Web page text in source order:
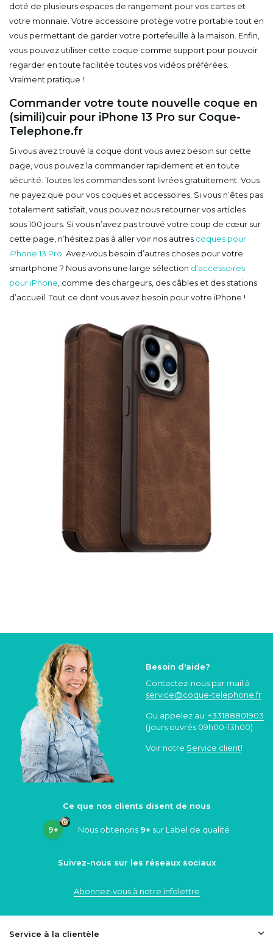
doté de plusieurs espaces de rangement pour vos cartes et
votre monnaie. Votre accessoire protège votre portable tout en
vous permettant de garder votre portefeuille à la maison. Enfin,
vous pouvez utiliser cette coque comme support pour pouvoir
regarder en toute facilitée toutes vos vidéos préférées.
Vraiment pratique !
Commander votre toute nouvelle coque en
(simili)cuir pour iPhone 13 Pro sur Coque-
Telephone.fr
Si vous avez trouvé la coque dont vous aviez besoin sur cette
page, vous pouvez la commander rapidement et en toute
sécurité. Toutes les commandes sont livrées gratuitement. Vous
ne payez que pour vos coques et accessoires. Si vous n’êtes pas
totalement satisfait, vous pouvez nous retourner vos articles
sous 100 jours. Si vous n’avez pas trouvé votre coup de cœur sur
cette page, n’hésitez pas à aller voir nos autres coques pour
iPhone 13 Pro. Avez-vous besoin d’autres choses pour votre
smartphone ? Nous avons une large sélection d’accessoires
pour iPhone, comme des chargeurs, des câbles et des stations
d’accueil. Tout ce dont vous avez besoin pour votre iPhone !
Besoin d'aide?
Contactez-nous par mail à
service@coque-telephone.fr
Ou appelez au: +33188801903
(jours ouvrés 09h00-13h00)
Voir notre Service client!
Ce que nos clients disent de nous
9+ Nous obtenons 9+ sur Label de qualité
Suivez-nous sur les réseaux sociaux
Abonnez-vous à notre infolettre
Service à la clientèle